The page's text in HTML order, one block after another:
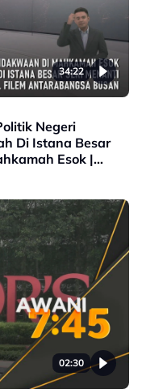
34:22
Negeri
Di Istana Besar
Esok |
02:30